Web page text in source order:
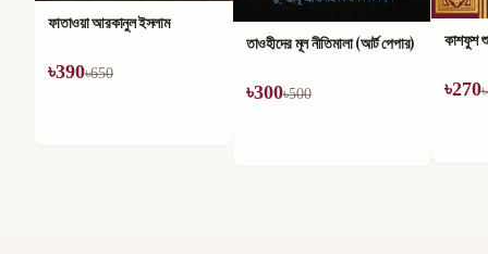
কাশফুশ শুবুহাত
৳270৳450